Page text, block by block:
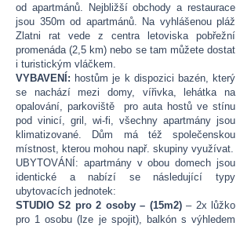
od apartmánů. Nejbližší obchody a restaurace
jsou 350m od apartmánů. Na vyhlášenou pláž
Zlatni rat vede z centra letoviska pobřežní
promenáda (2,5 km) nebo se tam můžete dostat
i turistickým vláčkem.
VYBAVENÍ: hostům je k dispozici bazén, který
se nachází mezi domy, vířivka, lehátka na
opalování, parkoviště pro auta hostů ve stínu
pod vinicí, gril, wi-fi, všechny apartmány jsou
klimatizované. Dům má též společenskou
místnost, kterou mohou např. skupiny využívat.
UBYTOVÁNÍ: apartmány v obou domech jsou
identické a nabízí se následující typy
ubytovacích jednotek:
STUDIO S2 pro 2 osoby – (15m2)– 2x lůžko
pro 1 osobu (lze je spojit), balkón s výhledem